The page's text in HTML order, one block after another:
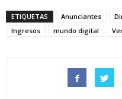
ETIQUETAS Anunciantes
Ingresos
mundo digital